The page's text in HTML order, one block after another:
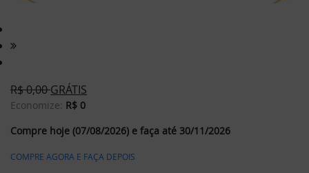
R$0,00 GRÁTIS
Economize: R$ 0
Compre hoje (07/08/2026) e faça até 30/11/2026
COMPRE AGORA E FAÇA DEPOIS